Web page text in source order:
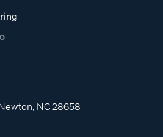
NC 28658